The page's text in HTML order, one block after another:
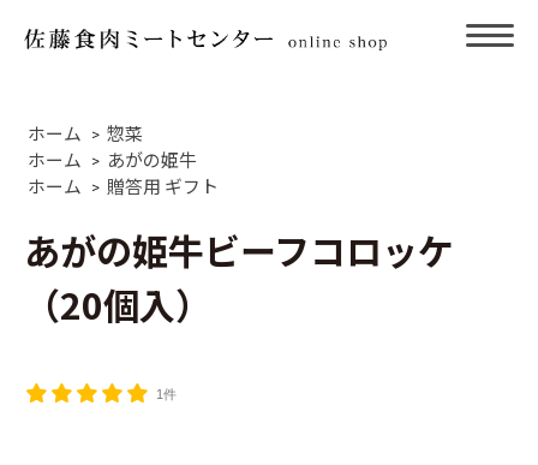
ホーム > 惣菜
ホーム > あがの姫牛
ホーム > 贈答用 ギフト
あがの姫牛ビーフコロッケ
（20個入）
1件